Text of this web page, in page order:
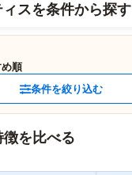
スを条件から探す
順
条件を絞り込む
を比べる